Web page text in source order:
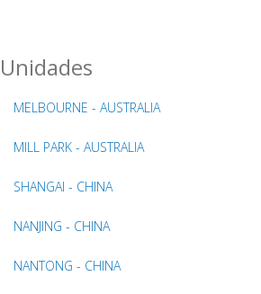
Unidades
MELBOURNE - AUSTRALIA
MILL PARK - AUSTRALIA
SHANGAI - CHINA
NANJING - CHINA
NANTONG - CHINA